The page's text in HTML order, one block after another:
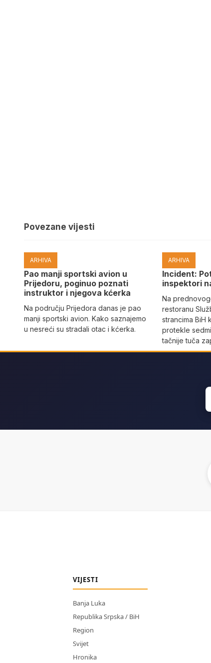
Povezane vijesti
ARHIVA
Pao manji sportski avion u
Prijedoru, poginuo poznati
instruktor i njegova kćerka
Na području Prijedora danas je pao
manji sportski avion. Kako saznajemo
u nesreći su stradali otac i kćerka.
ARHIVA
Incident:
inspektori
Na
restoranu
strancima BiH
protekle
tačnije tuča
VIJESTI
Banja Luka
Republika Srpska / BiH
Region
Svijet
Hronika